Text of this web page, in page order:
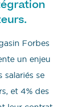
Forbes
un enjeu
salariés se
et 4% des